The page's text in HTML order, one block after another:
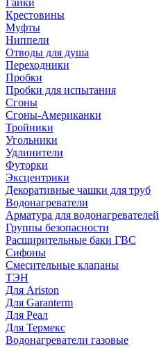
Крестовины
Муфты
Ниппели
Отводы для душа
Переходники
Пробки
Пробки для испытания
Сгоны
Сгоны-Американки
Тройники
Угольники
Удлинители
Футорки
Эксцентрики
Декоративные чашки для труб
Водонагреватели
Арматура для водонагревателей
Группы безопасности
Расширительные баки ГВС
Сифоны
Смесительные клапаны
ТЭН
Для Ariston
Для Garanterm
Для Реал
Для Термекс
Водонагреватели газовые